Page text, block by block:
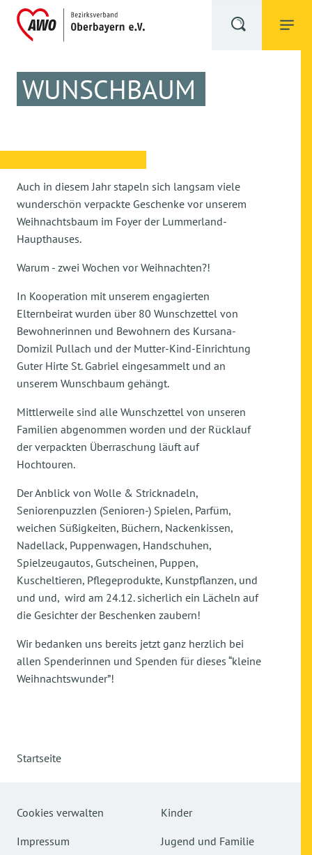
WUNSCHBAUM
Auch in diesem Jahr stapeln sich langsam viele
wunderschön verpackte Geschenke vor unserem
Weihnachtsbaum im Foyer der Lummerland-
Haupthauses.
Warum - zwei Wochen vor Weihnachten?!
In Kooperation mit unserem engagierten
Elternbeirat wurden über 80 Wunschzettel von
Bewohnerinnen und Bewohnern des Kursana-
Domizil Pullach und der Mutter-Kind-Einrichtung
Guter Hirte St. Gabriel eingesammelt und an
unserem Wunschbaum gehängt.
Mittlerweile sind alle Wunschzettel von unseren
Familien abgenommen worden und der Rücklauf
der verpackten Überraschung läuft auf
Hochtouren.
Der Anblick von Wolle & Stricknadeln,
Seniorenpuzzlen (Senioren-) Spielen, Parfüm,
weichen Süßigkeiten, Büchern, Nackenkissen,
Nadellack, Puppenwagen, Handschuhen,
Spielzeugautos, Gutscheinen, Puppen,
Kuscheltieren, Pflegeprodukte, Kunstpflanzen, und
und und, wird am 24.12. sicherlich ein Lächeln auf
die Gesichter der Beschenken zaubern!
Wir bedanken uns bereits jetzt ganz herzlich bei
allen Spenderinnen und Spenden für dieses “kleine
Weihnachtswunder”!
Startseite
Cookies verwalten
Impressum
Kinder
Jugend und Familie